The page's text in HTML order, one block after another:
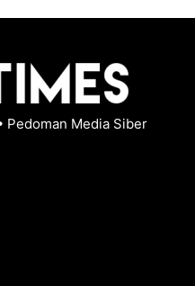
Pedoman Media Siber